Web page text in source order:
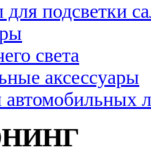
подсветки
света
аксессуары
автомобильных